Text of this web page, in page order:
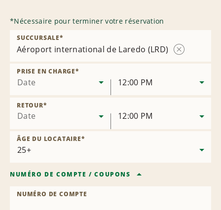
*Nécessaire pour terminer votre réservation
Aéroport international de Laredo (LRD)
SUCCURSALE*
Date
PRISE EN CHARGE*
12:00 PM
Date
RETOUR*
12:00 PM
ÂGE DU LOCATAIRE*
NUMÉRO DE COMPTE /COUPONS
NUMÉRO DE COMPTE